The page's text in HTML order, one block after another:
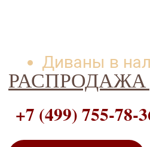
РАСПРОДАЖА
На распродажу →
+7 (499) 755-78-36